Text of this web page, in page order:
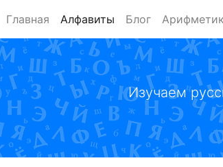
Главная Алфавиты Блог
Изучаем